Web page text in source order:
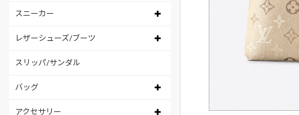
スニーカー
レザーシューズ/ブーツ
スリッパ/サンダル
バッグ
アクセサリー